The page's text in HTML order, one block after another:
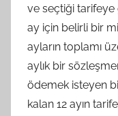
ve seçtiği tarifeye
ay için belirli bir
ayların toplamı
aylık bir
ödemek isteyen
kalan 12 ayın